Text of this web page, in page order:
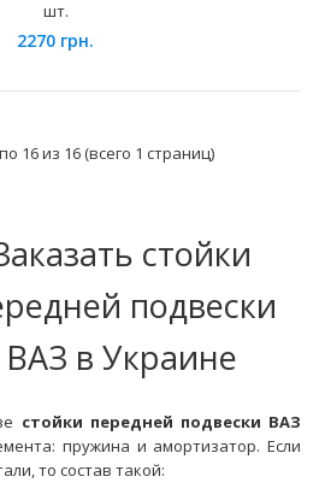
ВАЗ-1118 DEMFI (масло) к-т
2675 грн.
семейства ВАЗ-1117, 1118
шт.
2270 грн.
16 из 16 (всего 1 страниц)
стойки
подвески
ВАЗ в Украине
стойки передней подвески ВАЗ
пружина и амортизатор. Если
то состав такой: